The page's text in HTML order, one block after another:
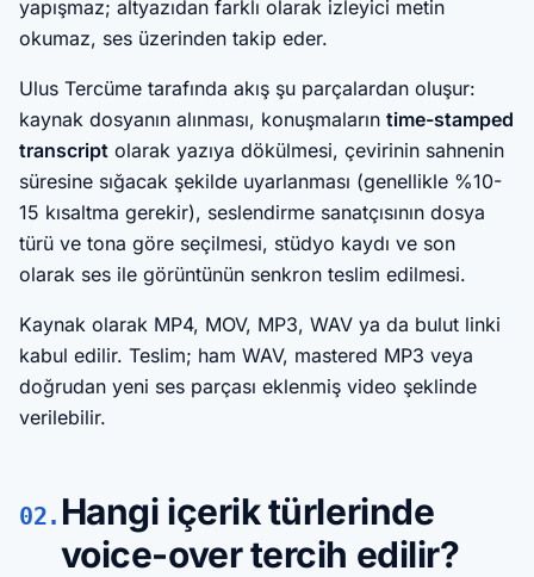
yapışmaz; altyazıdan farklı olarak izleyici metin
okumaz, ses üzerinden takip eder.
Ulus Tercüme tarafında akış şu parçalardan oluşur:
kaynak dosyanın alınması, konuşmaların time-stamped
transcript olarak yazıya dökülmesi, çevirinin sahnenin
süresine sığacak şekilde uyarlanması (genellikle %10-
15 kısaltma gerekir), seslendirme sanatçısının dosya
türü ve tona göre seçilmesi, stüdyo kaydı ve son
olarak ses ile görüntünün senkron teslim edilmesi.
Kaynak olarak MP4, MOV, MP3, WAV ya da bulut linki
kabul edilir. Teslim; ham WAV, mastered MP3 veya
doğrudan yeni ses parçası eklenmiş video şeklinde
verilebilir.
02. Hangi içerik türlerinde
voice-over tercih edilir?